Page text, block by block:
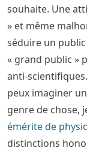
souhaite. Une
» et même
séduire un
« grand public »
anti-
peux imaginer
genre de chose,
émérite de
distinctions